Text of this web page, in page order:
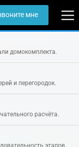
мне
домокомплекта.
и перегородок.
расчёта.